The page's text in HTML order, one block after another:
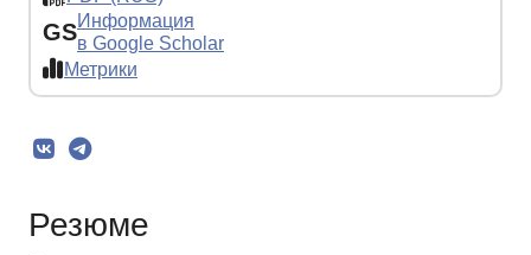
GSИнформация
в Google Scholar
Метрики
Резюме